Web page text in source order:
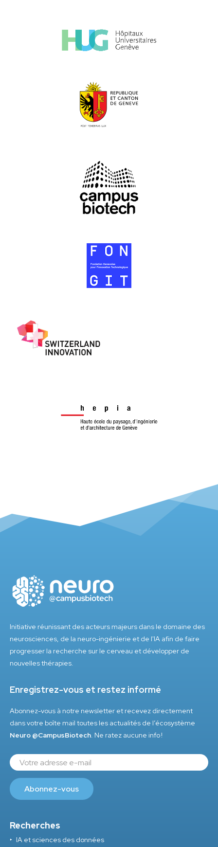
Initiative réunissant des acteurs majeurs dans le domaine des
neurosciences, de la neuro-ingénierie et de l'IA afin de faire
progresser la recherche sur le cerveau et développer de
nouvelles thérapies.
Enregistrez-vous et restez informé
Abonnez-vous à notre newsletter et recevez directement
dans votre boîte mail toutes les actualités de l’écosystème
Neuro @CampusBiotech. Ne ratez aucune info !
Recherches
IA et sciences des données